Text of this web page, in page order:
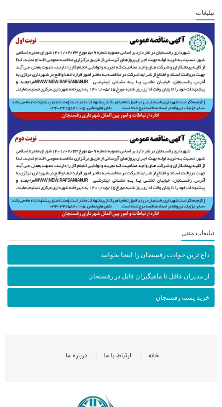
تبلیغات
تبلیغات متنی
داغ ترین حوادث رفسنجان را اینجا بخوانید
از مدیران غافل تا ماهیگیران قابل در رفسنجان
خرید پسته رفسنجان
خانه ارتباط با ما درباره ما